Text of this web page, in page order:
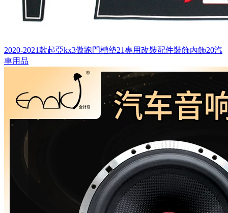
2020-2021款起亞kx3傲跑門槽墊21專用改裝配件裝飾內飾20汽
車用品